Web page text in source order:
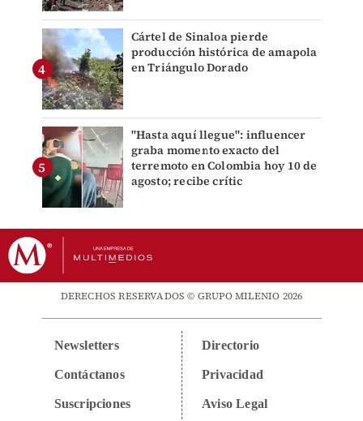
Cártel de Sinaloa pierde
producción histórica de amapola
en Triángulo Dorado
"Hasta aquí llegue": influencer
graba momento exacto del
terremoto en Colombia hoy 10 de
agosto; recibe crític
DERECHOS RESERVADOS © GRUPO MILENIO 2026
Newsletters
Contáctanos
Suscripciones
Directorio
Privacidad
Aviso Legal